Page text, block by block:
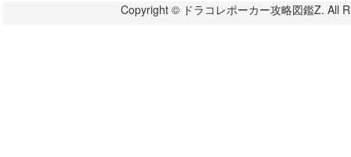
Copyright © ドラコレポーカー攻略図鑑Z. All